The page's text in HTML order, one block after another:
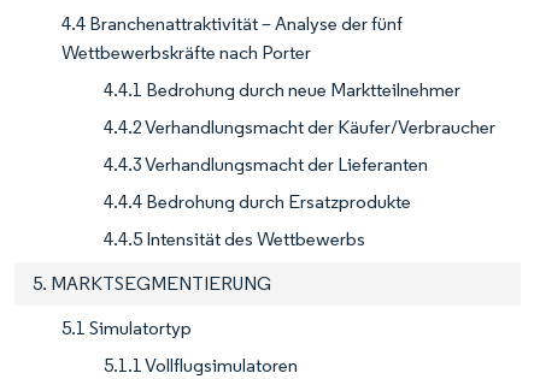
4.4 Branchenattraktivität – Analyse der fünf
Wettbewerbskräfte nach Porter
4.4.1 Bedrohung durch neue Marktteilnehmer
4.4.2 Verhandlungsmacht der Käufer/Verbraucher
4.4.3 Verhandlungsmacht der Lieferanten
4.4.4 Bedrohung durch Ersatzprodukte
4.4.5 Intensität des Wettbewerbs
5. MARKTSEGMENTIERUNG
5.1 Simulatortyp
5.1.1 Vollflugsimulatoren